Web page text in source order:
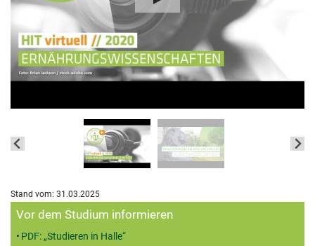
Stand vom: 31.03.2025
Zusatzinformationen
Vor dem Studium informieren
PDF: „Studieren in Halle“